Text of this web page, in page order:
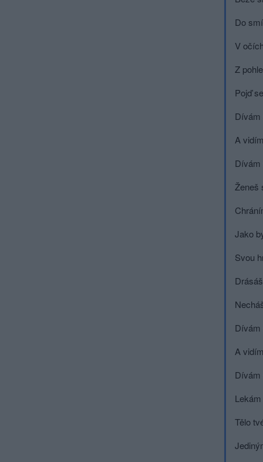
Do
V
Z
Pojď
Dívám
A
Dívám
Ženeš
Jako
Svou
Dívám
A
Dívám
Tělo